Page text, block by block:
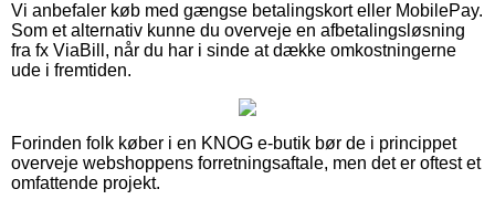
Vi anbefaler køb med gængse betalingskort eller MobilePay.
Som et alternativ kunne du overveje en afbetalingsløsning
fra fx ViaBill, når du har i sinde at dække omkostningerne
ude i fremtiden.
Forinden folk køber i en KNOG e-butik bør de i princippet
overveje webshoppens forretningsaftale, men det er oftest et
omfattende projekt.